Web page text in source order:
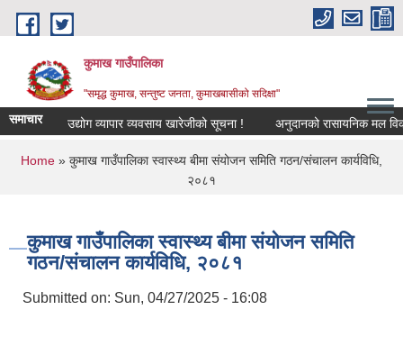
Skip to main content
कुमाख गाउँपालिका
"समृद्ध कुमाख, सन्तुष्ट जनता, कुमाखबासीको सदिक्षा"
समाचारउद्योग व्यापार व्यवसाय खारेजीको सूचना ! अनुदानको रासायनिक मल
You are here
Home » कुमाख गाउँपालिका स्वास्थ्य बीमा संयोजन समिति गठन/संचालन कार्यविधि,
२०८१
कुमाख गाउँपालिका स्वास्थ्य बीमा संयोजन समिति
गठन/संचालन कार्यविधि, २०८१
Submitted on: Sun, 04/27/2025 - 16:08